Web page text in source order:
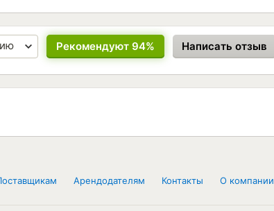
Написать отзыв
Рекомендуют 94%
Арендодателям Контакты О компании